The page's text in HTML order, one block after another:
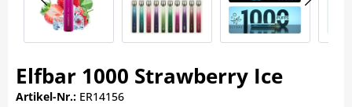
Elfbar 1000 Strawberry Ice
Artikel-Nr.: ER14156